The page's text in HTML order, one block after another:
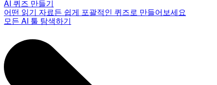
AI 퀴즈 만들기
어떤 읽기 자료든 쉽게 포괄적인 퀴즈로 만들어보세요
모든 AI 툴 탐색하기